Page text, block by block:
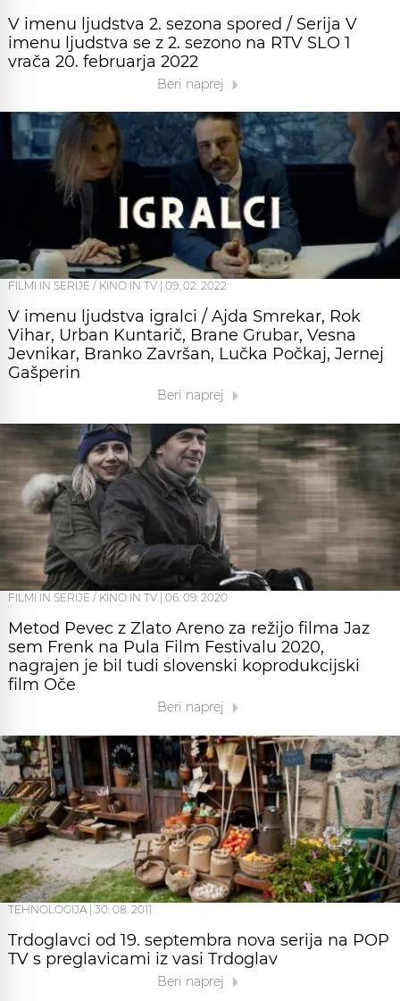
V imenu ljudstva 2. sezona spored / Serija V
imenu ljudstva se z 2. sezono na RTV SLO 1
vrača 20. februarja 2022
Beri naprej
FILMI IN SERIJE / KINO IN TV 09. 02. 2022
V imenu ljudstva igralci / Ajda Smrekar, Rok
Vihar, Urban Kuntarič, Brane Grubar, Vesna
Jevnikar, Branko Završan, Lučka Počkaj, Jernej
Gašperin
Beri naprej
FILMI IN SERIJE / KINO IN TV 06. 09. 2020
Metod Pevec z Zlato Areno za režijo filma Jaz
sem Frenk na Pula Film Festivalu 2020,
nagrajen je bil tudi slovenski koprodukcijski
film Oče
Beri naprej
TEHNOLOGIJA 30. 08. 2011
Trdoglavci od 19. septembra nova serija na POP
TV s preglavicami iz vasi Trdoglav
Beri naprej